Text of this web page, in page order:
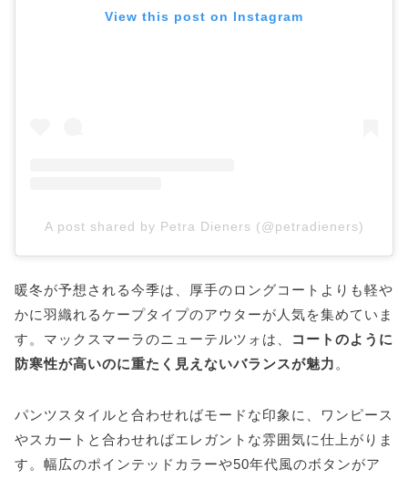
View this post on Instagram
A post shared by Petra Dieners (@petradieners)
暖冬が予想される今季は、厚手のロングコートよりも軽や
かに羽織れるケープタイプのアウターが人気を集めていま
す。マックスマーラのニューテルツォは、
コートのように
防寒性が高いのに重たく見えないバランスが魅力 。
パンツスタイルと合わせればモードな印象に、ワンピース
やスカートと合わせればエレガントな雰囲気に仕上がりま
す。幅広のポインテッドカラーや50年代風のボタンがア